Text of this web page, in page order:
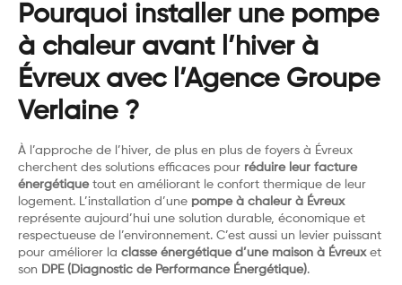
Pourquoi installer une pompe
à chaleur avant l’hiver à
Évreux avec l’Agence Groupe
Verlaine ?
À l’approche de l’hiver, de plus en plus de foyers à Évreux
cherchent des solutions efficaces pour réduire leur facture
énergétiquetout en améliorant le confort thermique de leur
logement. L’installation d’une pompe à chaleur à Évreux
représente aujourd’hui une solution durable, économique et
respectueuse de l’environnement. C’est aussi un levier puissant
pour améliorer la classe énergétique d’une maison à Évreuxet
son DPE (Diagnostic de Performance Énergétique).